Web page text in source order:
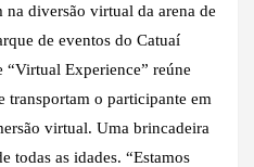
diversão virtual da arena de
de eventos do Catuaí
Experience” reúne
transportam o participante em
virtual. Uma brincadeira
todas as idades. “Estamos